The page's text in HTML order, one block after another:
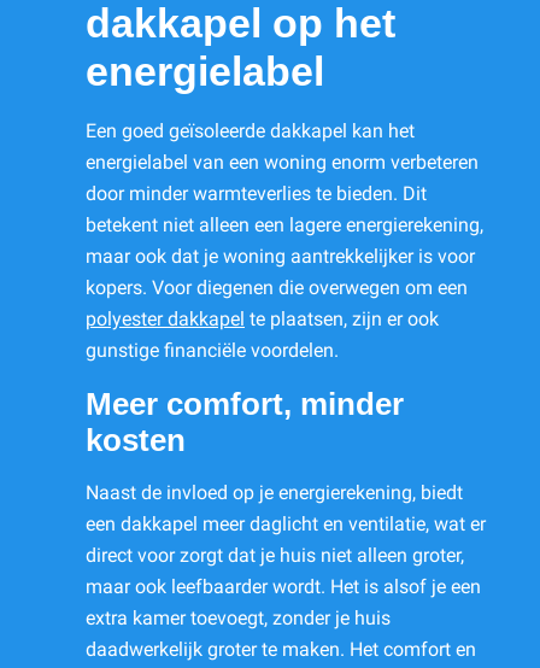
dakkapel op het
energielabel
Een goed geïsoleerde dakkapel kan het
energielabel van een woning enorm verbeteren
door minder warmteverlies te bieden. Dit
betekent niet alleen een lagere energierekening,
maar ook dat je woning aantrekkelijker is voor
kopers. Voor diegenen die overwegen om een
polyester dakkapel te plaatsen, zijn er ook
gunstige financiële voordelen.
Meer comfort, minder
kosten
Naast de invloed op je energierekening, biedt
een dakkapel meer daglicht en ventilatie, wat er
direct voor zorgt dat je huis niet alleen groter,
maar ook leefbaarder wordt. Het is alsof je een
extra kamer toevoegt, zonder je huis
daadwerkelijk groter te maken. Het comfort en